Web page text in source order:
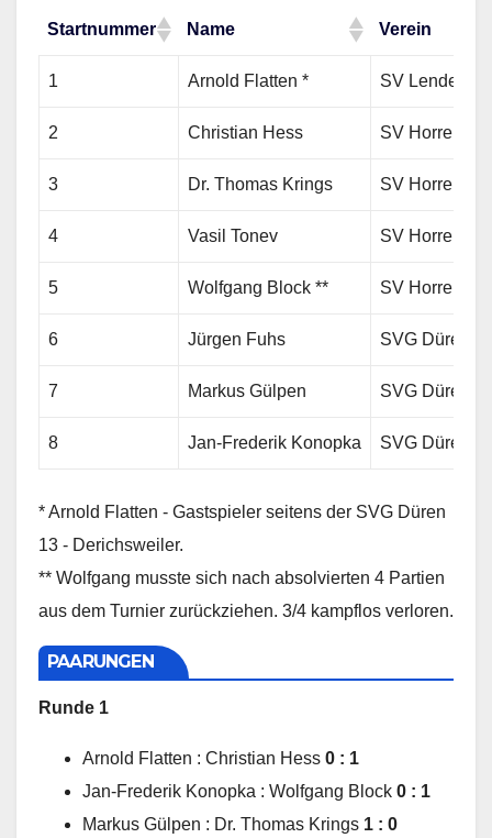
Startnummer Name Verein
Startnummer Name Verein
1 Arnold Flatten * SV
2 Christian Hess SV Horrem
3 Dr. Thomas Krings SV Horrem
4 Vasil Tonev SV Horrem
5 Wolfgang Block ** SV Horrem
6 Jürgen Fuhs SVG Düren
7 Markus Gülpen SVG Düren
8 Jan-Frederik Konopka SVG Düren
* Arnold Flatten - Gastspieler seitens der SVG Düren
13 - Derichsweiler.
** Wolfgang musste sich nach absolvierten 4 Partien
aus dem Turnier zurückziehen. 3/4 kampflos verloren.
PAARUNGEN
Runde 1
Arnold Flatten : Christian Hess 0 : 1
Jan-Frederik Konopka : Wolfgang Block 0 : 1
Markus Gülpen : Dr. Thomas Krings 1 : 0